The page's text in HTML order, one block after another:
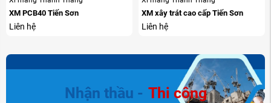
XM PCB40 Tiến Sơn
Liên hệ
XM xây trát cao cấp Tiến Sơn
Liên hệ
Nhận thầu - Thi công